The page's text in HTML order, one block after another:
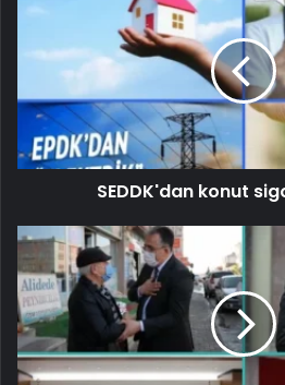
SEDDK'dan konut